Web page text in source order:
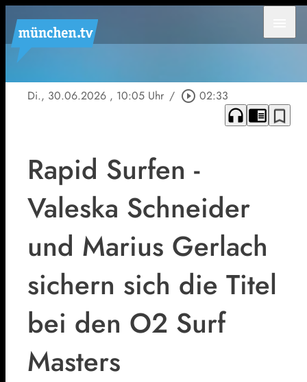
Di., 30.06.2026 , 10:05 Uhr / play_circle_outline 02:33
headphones chrome_reader_mode bookmark_border
Rapid Surfen -
Valeska Schneider
und Marius Gerlach
sichern sich die Titel
bei den O2 Surf
Masters